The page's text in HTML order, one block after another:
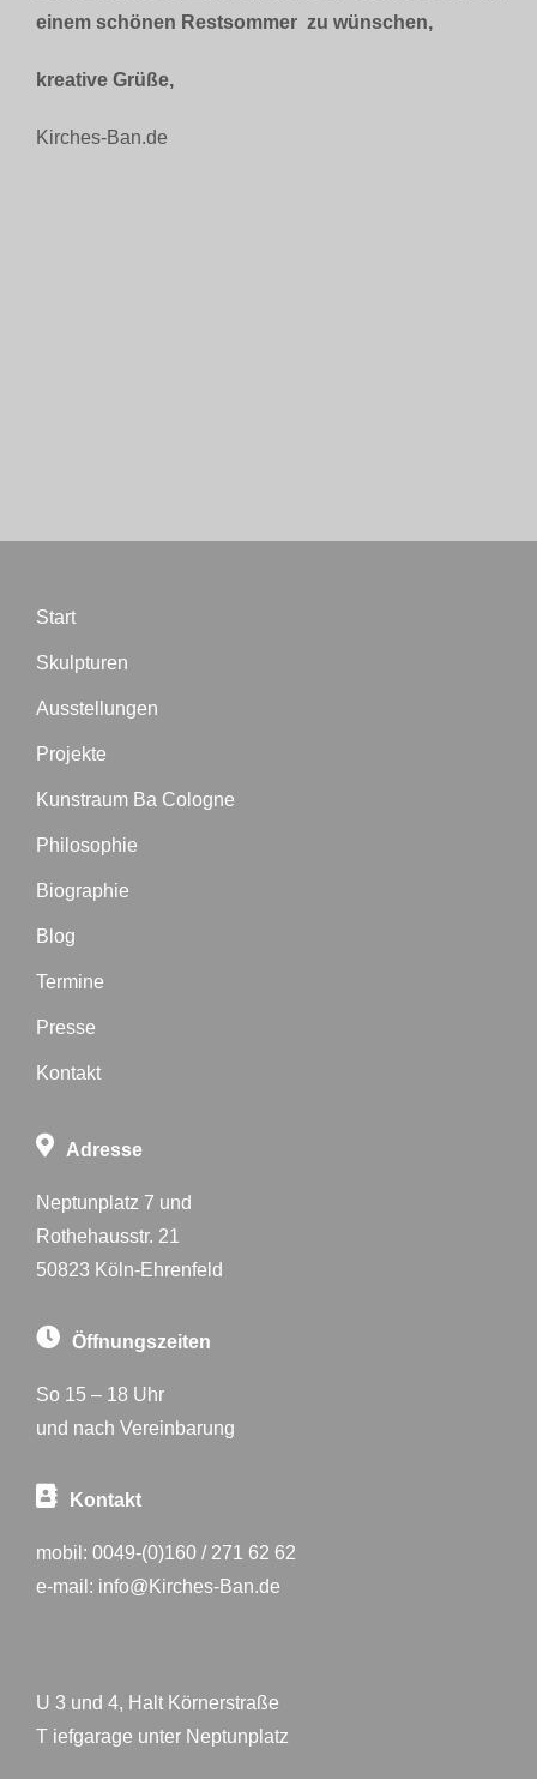
einem schönen Restsommer zu wünschen,
kreative Grüße,
Kirches-Ban.de
Start
Skulpturen
Ausstellungen
Projekte
Kunstraum Ba Cologne
Philosophie
Biographie
Blog
Termine
Presse
Kontakt
Adresse
Neptunplatz 7 und
Rothehausstr. 21
50823 Köln-Ehrenfeld
Öffnungszeiten
So 15 – 18 Uhr
und nach Vereinbarung
Kontakt
mobil: 0049-(0)160 / 271 62 62
e-mail: info@Kirches-Ban.de
U 3 und 4, Halt Körnerstraße
T iefgarage unter Neptunplatz